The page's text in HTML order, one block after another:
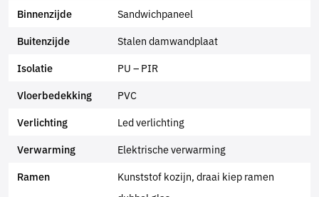
Binnenzijde Sandwichpaneel
Buitenzijde Stalen damwandplaat
Isolatie PU – PIR
Vloerbedekking PVC
Verlichting Led verlichting
Verwarming Elektrische verwarming
Ramen
Kunststof kozijn, draai kiep ramen